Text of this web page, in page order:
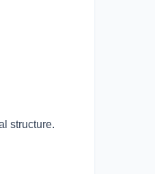
structure.